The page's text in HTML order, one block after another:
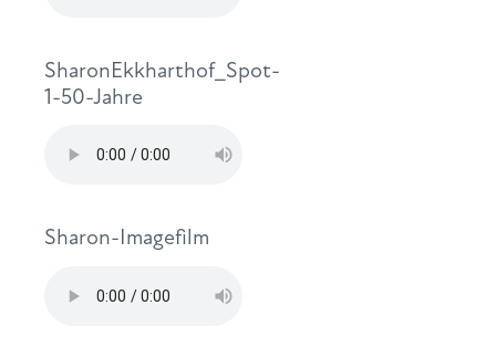
SharonEkkharthof_Spot-
1-50-Jahre
Sharon-Imagefilm